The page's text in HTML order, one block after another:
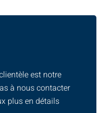
est notre
à nous contacter
plus en détails